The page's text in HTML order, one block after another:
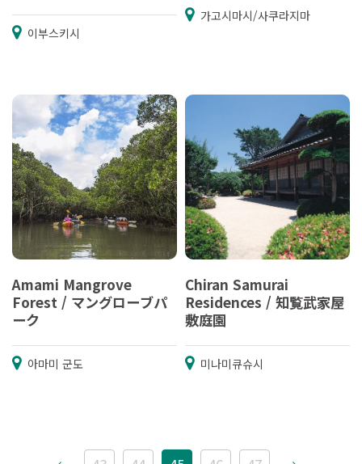
이부스키시
가고시마시/사쿠라지마
Amami Mangrove
Forest / マングローブパ
ーク
아마미 군도
Chiran Samurai
Residences / 知覧武家屋
敷庭園
미나미큐슈시